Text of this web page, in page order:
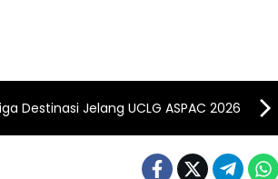
Destinasi Jelang UCLG ASPAC 2026